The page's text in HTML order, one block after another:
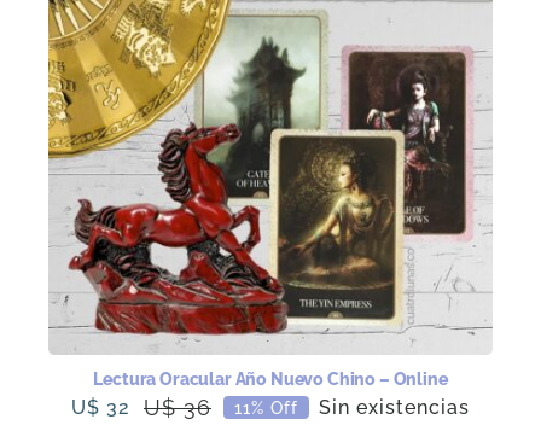
Lectura Oracular Año Nuevo Chino – Online
U$36El
U$ 32
El 11% Off Sin existencias